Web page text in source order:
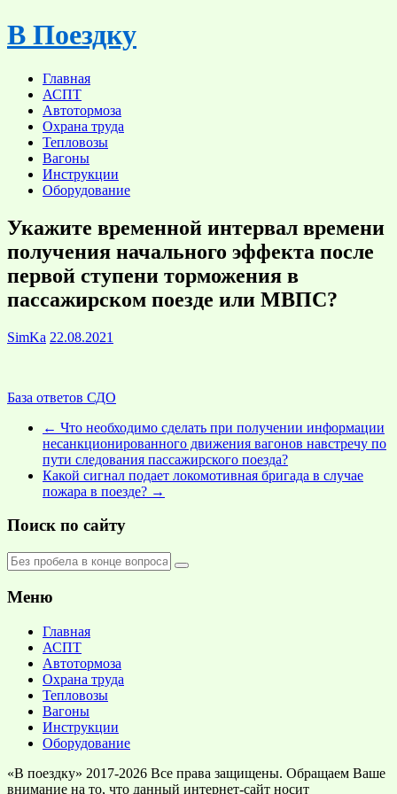
Skip
to
В Поездку
Главная
АСПТ
Автотормоза
Охрана труда
Тепловозы
Вагоны
Инструкции
Оборудование
Укажите временной интервал времени
получения начального эффекта после
первой ступени торможения в
пассажирском поезде или МВПС?
SimKa 22.08.2021
База ответов СДО
← Что необходимо сделать при получении информации
несанкционированного движения вагонов навстречу по
пути следования пассажирского поезда?
Какой сигнал подает локомотивная бригада в случае
пожара в поезде? →
Поиск по сайту
Меню
Главная
АСПТ
Автотормоза
Охрана труда
Тепловозы
Вагоны
Инструкции
Оборудование
«В поездку» 2017-2026 Все права защищены. Обращаем Ваше
внимание на то, что данный интернет-сайт носит